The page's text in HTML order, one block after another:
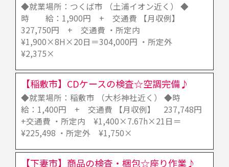
◆就業場所：つくば市 （土浦イオン近く） ◆
時 給：1,900円 + 交通費 【月収例】
327,750円 + 交通費 ・所定内
¥1,900×8H×20日＝304,000円 ・所定外
¥2,375×
【稲敷市】CDケースの検査☆空調完備♪
◆就業場所：稲敷市 （大杉神社近く） ◆時
給：1,400円 + 交通費 【月収例】 237,748円
+交通費 ・所定内 ¥1,400×7.67h×21日＝
¥225,498 ・所定外 ¥1,750×
【下妻市】商品の検査・梱包☆座り作業♪